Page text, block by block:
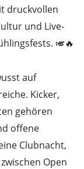
druckvollen
und Live-
🎺🔥
auf
Kicker,
gehören
offene
Clubnacht,
Open